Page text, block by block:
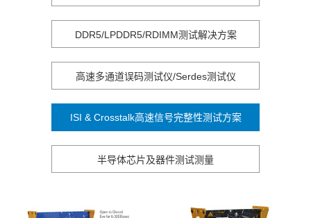
DDR5/LPDDR5/RDIMM测试解决方案
高速多通道误码测试仪/Serdes测试仪
ISI & Crosstalk高速信号完整性测试方案
半导体芯片及器件测试测量